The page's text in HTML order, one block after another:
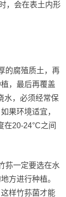
，会在表土内形
腐殖质土，再
，最后再覆盖
水，必须经常保
果环境适宜，
在20-24°C之间
一定要选在水
方进行种植。
样竹荪菌才能